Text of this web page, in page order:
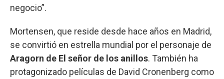
negocio”.
Mortensen, que reside desde hace años en Madrid,
se convirtió en estrella mundial por el personaje de
Aragorn de El señor de los anillos. También ha
protagonizado películas de David Cronenberg como